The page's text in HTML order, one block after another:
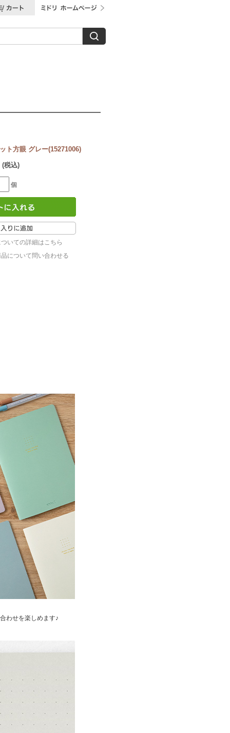
ト方眼 グレー(15271006)
(税込)
個
いての詳細はこちら
について問い合わせる
わせを楽しめます♪